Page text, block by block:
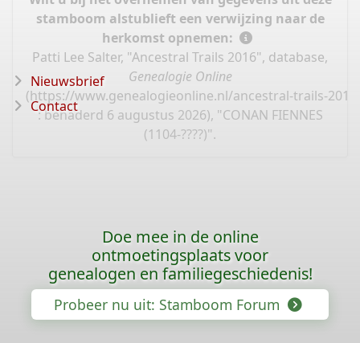
stamboom alstublieft een verwijzing naar de
herkomst opnemen:
Patti Lee Salter, "Ancestral Trails 2016", database,
Genealogie Online
(https://www.genealogieonline.nl/ancestral-trails-
: benaderd 6 augustus 2026), "CONAN FIENNES
(1104-????)".
Nieuwsbrief
Contact
Doe mee in de online
ontmoetingsplaats voor
genealogen en familiegeschiedenis!
Probeer nu uit: Stamboom Forum